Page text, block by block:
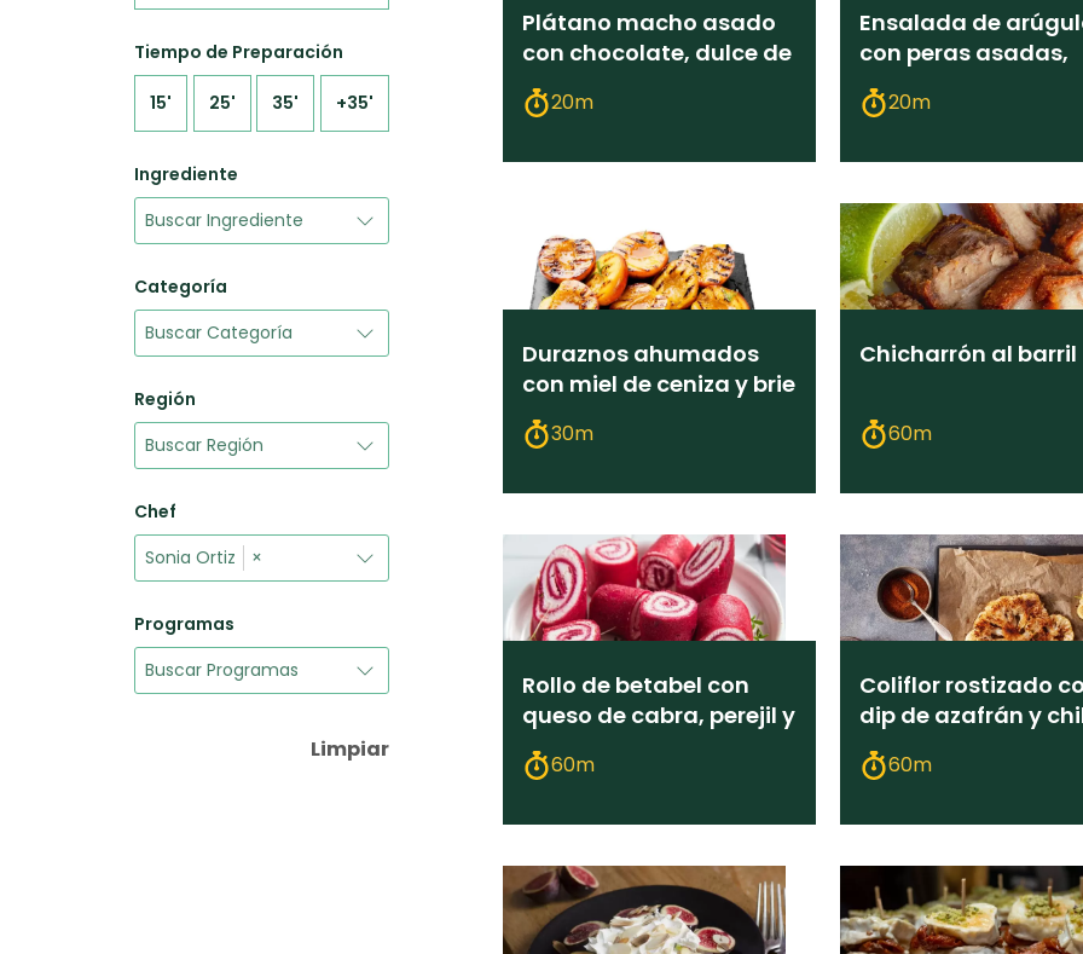
Tiempo de Preparación
15' 25' 35' +35'
Ingrediente
Categoría
Región
Chef
Sonia Ortiz
×
Programas
Limpiar
Plátano macho asado
con chocolate, dulce de
leche y nuez
20m
Ensalada de
con peras asadas,
gorgonzola y miel
20m
Duraznos ahumados
con miel de ceniza y brie
asado
30m
Chicharrón al barril
60m
Rollo de betabel con
queso de cabra, perejil y
pistachos
60m
Coliflor rostizado
dip de azafrán y
del huerto
60m